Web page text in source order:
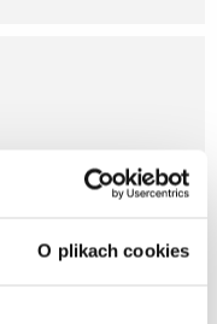
O plikach cookies